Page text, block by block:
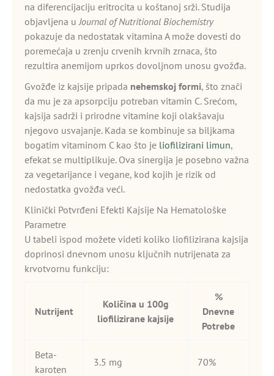
na diferencijaciju eritrocita u koštanoj srži. Studija
objavljena uJournal of Nutritional Biochemistry
pokazuje da nedostatak vitamina A može dovesti do
poremećaja u zrenju crvenih krvnih zrnaca, što
rezultira anemijom uprkos dovoljnom unosu gvožđa.
Gvožđe iz kajsije pripada nehemskoj formi, što znači
da mu je za apsorpciju potreban vitamin C. Srećom,
kajsija sadrži i prirodne vitamine koji olakšavaju
njegovo usvajanje. Kada se kombinuje sa biljkama
bogatim vitaminom C kao što je liofilizirani limun,
efekat se multiplikuje. Ova sinergija je posebno važna
za vegetarijance i vegane, kod kojih je rizik od
nedostatka gvožđa veći.
Klinički Potvrđeni Efekti Kajsije Na Hematološke
Parametre
U tabeli ispod možete videti koliko liofilizirana kajsija
doprinosi dnevnom unosu ključnih nutrijenata za
krvotvornu funkciju:
Nutrijent
Količina u 100g
liofilizirane kajsije
%
Dnevne
Potrebe
Beta-
karoten
3.5 mg 70%